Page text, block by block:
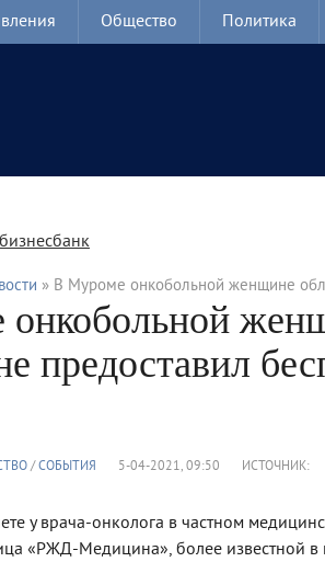
Общество Политика
» В Муроме онкобольной женщине
предоставил
/ СОБЫТИЯ 5-04-2021, 09:50 ИСТОЧНИК:
у врача-онколога в частном
«РЖД-Медицина», более известной в